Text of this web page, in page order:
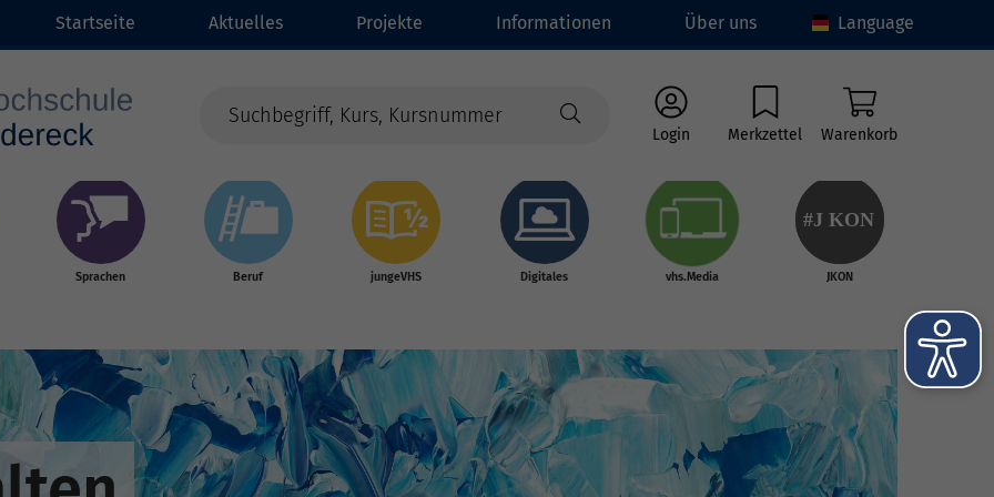
Startseite Aktuelles Projekte Informationen Über uns Language
Login Merkzettel Warenkorb
Sprachen Beruf jungeVHS Digitales vhs.Media
#J KON
JKON